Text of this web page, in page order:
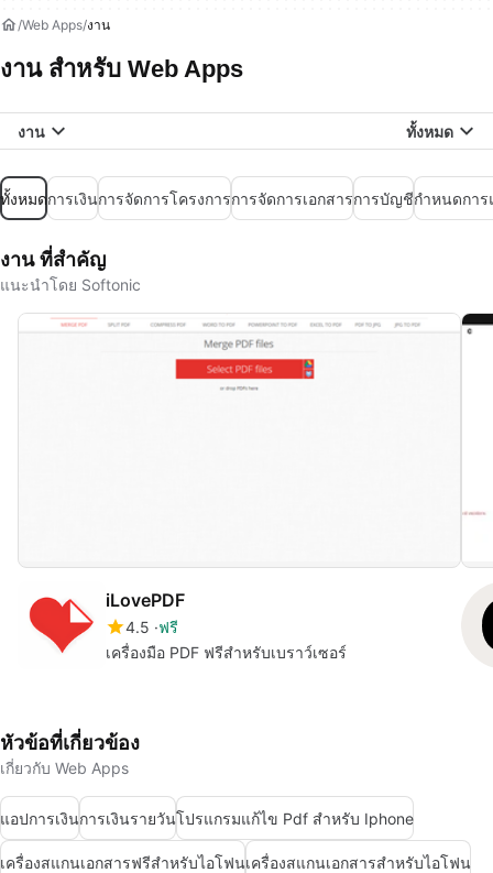
Web Apps งาน
งาน สำหรับ Web Apps
งาน ทั้งหมด
ทั้งหมดการเงินการจัดการโครงการการจัดการเอกสารการบัญชีกำหนดกา
งาน ที่สำคัญ
แนะนำโดย Softonic
iLovePDF
4.5 ฟรี
เครื่องมือ PDF ฟรีสำหรับเบราว์เซอร์
หัวข้อที่เกี่ยวข้อง
เกี่ยวกับ Web Apps
แอปการเงินการเงินรายวันโปรแกรมแก้ไข Pdf สำหรับ Iphone
เครื่องสแกนเอกสารฟรีสำหรับไอโฟนเครื่องสแกนเอกสารสำหรับไอโฟน